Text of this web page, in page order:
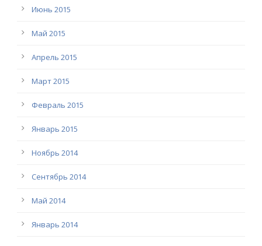
Июнь 2015
Май 2015
Апрель 2015
Март 2015
Февраль 2015
Январь 2015
Ноябрь 2014
Сентябрь 2014
Май 2014
Январь 2014